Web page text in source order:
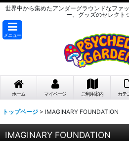
世界中から集めたアンダーグラウンドなファ
ー、グッズのセレクト
メニュー
ホーム マイページ ご利用案内 カテ
トップページ > IMAGINARY FOUNDATION
IMAGINARY FOUNDATION